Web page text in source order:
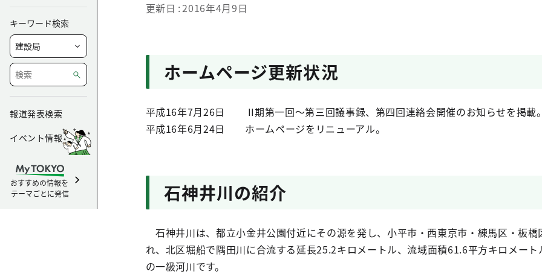
キーワード検索
報道発表検索
イベント情報
おすすめの情報を
テーマごとに発信
更新日 2016年4月9日
ホームページ更新状況
平成16年7月26日 II期第一回～第三回議事録、第四回連絡会開催のお知らせを掲載
平成16年6月24日 ホームページをリニューアル。
石神井川の紹介
石神井川は、都立小金井公園付近にその源を発し、小平市・西東京市・練馬区・板橋
れ、北区堀船で隅田川に合流する延長25.2キロメートル、流域面積61.6平方キロメー
の一級河川です。